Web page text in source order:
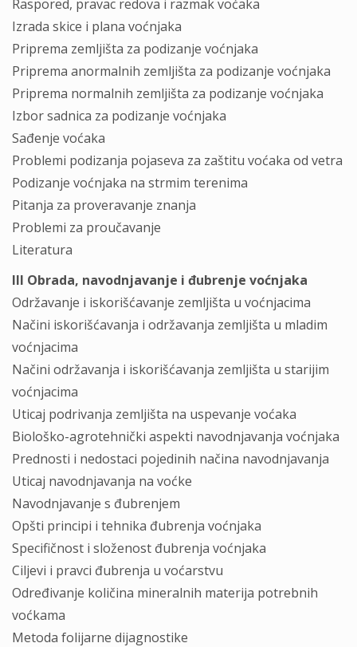
Raspored, pravac redova i razmak voćaka
Izrada skice i plana voćnjaka
Priprema zemljišta za podizanje voćnjaka
Priprema anormalnih zemljišta za podizanje voćnjaka
Priprema normalnih zemljišta za podizanje voćnjaka
Izbor sadnica za podizanje voćnjaka
Sađenje voćaka
Problemi podizanja pojaseva za zaštitu voćaka od vetra
Podizanje voćnjaka na strmim terenima
Pitanja za proveravanje znanja
Problemi za proučavanje
Literatura
III Obrada, navodnjavanje i đubrenje voćnjaka
Održavanje i iskorišćavanje zemljišta u voćnjacima
Načini iskorišćavanja i održavanja zemljišta u mladim
voćnjacima
Načini održavanja i iskorišćavanja zemljišta u starijim
voćnjacima
Uticaj podrivanja zemljišta na uspevanje voćaka
Biološko-agrotehnički aspekti navodnjavanja voćnjaka
Prednosti i nedostaci pojedinih načina navodnjavanja
Uticaj navodnjavanja na voćke
Navodnjavanje s đubrenjem
Opšti principi i tehnika đubrenja voćnjaka
Specifičnost i složenost đubrenja voćnjaka
Ciljevi i pravci đubrenja u voćarstvu
Određivanje količina mineralnih materija potrebnih
voćkama
Metoda folijarne dijagnostike